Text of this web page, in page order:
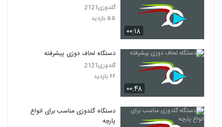
۰۰:۱۸
گلدوزی2121
۵۵ بازدید
۰۰:۴۸
دستگاه لحاف دوزی پیشرفته
گلدوزی2121
۶۶ بازدید
دستگاه گلدوزی مناسب برای انواع
پارچه